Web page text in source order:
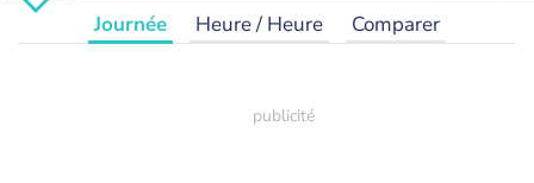
Journée Heure / Heure Comparer